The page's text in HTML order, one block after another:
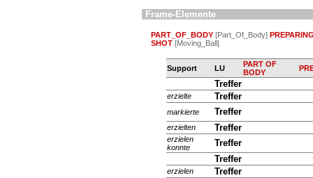
Frame-Elemente
PART_OF_BODY [Part_Of_Body]
SHOT [Moving_Ball]
Support LU
PART OF
BODY
Treffer
erzielte Treffer
markierte Treffer
erzielten Treffer
erzielen
konnte
Treffer
Treffer
erzielen Treffer